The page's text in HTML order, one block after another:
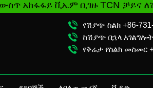
የሽያጭ ስልክ +86-
ከሽያጭ በኋላ አገልግሎት
የቅሬታ የስልክ መስመር
ቢገዙ TCN ቻይና ለሽያጭ ማሽኑ